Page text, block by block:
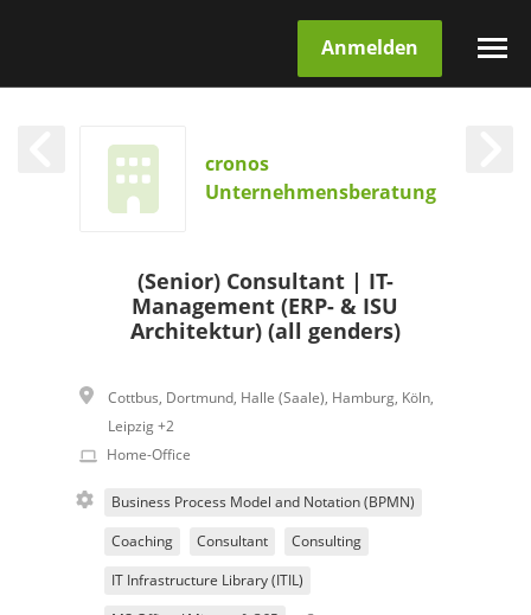
Anmelden
cronos
Unternehmensberatung
(Senior) Consultant | IT-
Management (ERP- & ISU
Architektur) (all genders)
Cottbus, Dortmund, Halle (Saale), Hamburg, Köln,
Leipzig +2
Home-Office
Business Process Model and Notation (BPMN)
Coaching Consultant Consulting
IT Infrastructure Library (ITIL)